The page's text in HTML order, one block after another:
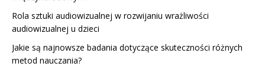
Rola sztuki audiowizualnej w rozwijaniu wrażliwości
audiowizualnej u dzieci
Jakie są najnowsze badania dotyczące skuteczności różnych
metod nauczania?